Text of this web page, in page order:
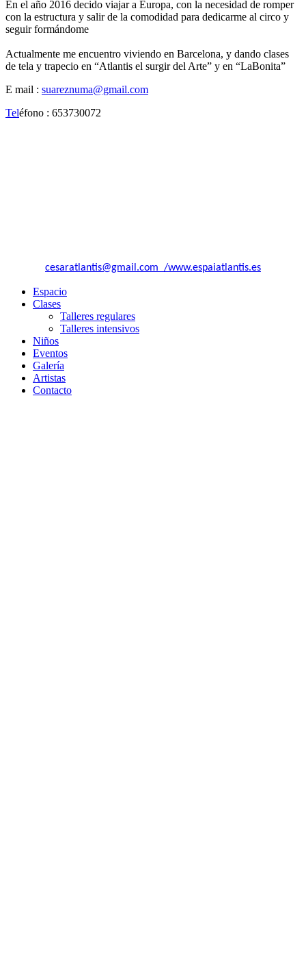
En el año 2016 decido viajar a Europa, con la necesidad de romper
con la estructura y salir de la comodidad para dedicarme al circo y
seguir formándome
Actualmente me encuentro viviendo en Barcelona, y dando clases
de tela y trapecio en “Atlantis el surgir del Arte” y en “LaBonita”
E mail : suareznuma@gmail.com
Teléfono : 653730072
cesaratlantis@gmail.com /www.espaiatlantis.es
Espacio
Clases
Talleres regulares
Talleres intensivos
Niños
Eventos
Galería
Artistas
Contacto